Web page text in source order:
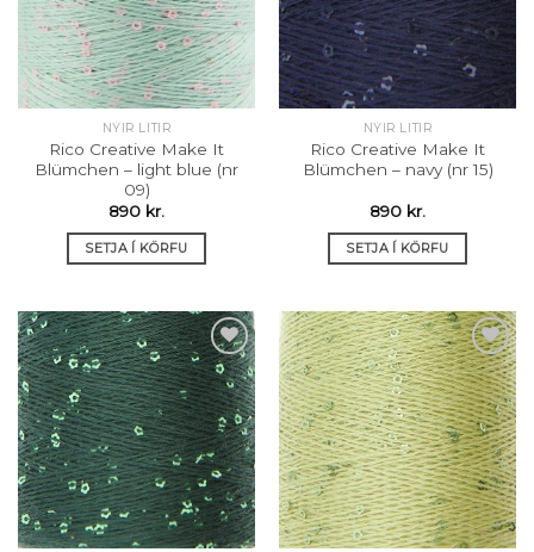
NÝIR LITIR
Rico Creative Make It
Blümchen – light blue (nr
09)
890 kr.
SETJA Í KÖRFU
NÝIR LITIR
Rico Creative Make It
Blümchen – navy (nr 15)
890 kr.
SETJA Í KÖRFU
Setja á
óskalista
Setja á
óskalista